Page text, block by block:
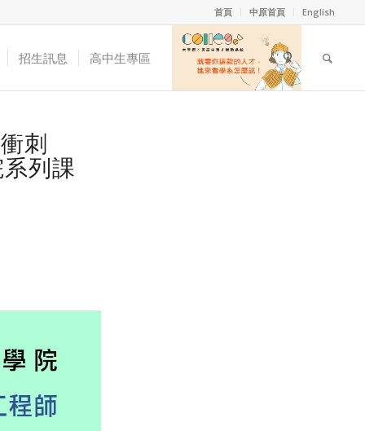
首頁 中原首頁 English
招生訊息 高中生專區
刺
列課